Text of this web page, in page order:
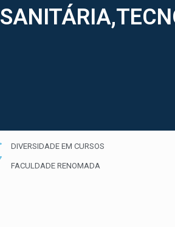
DIVERSIDADE EM CURSOS
FACULDADE RENOMADA